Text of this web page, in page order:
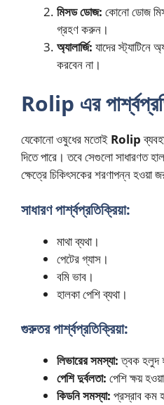
মিসড ডোজ: কোনো ডোজ
গ্রহণ করুন।
অ্যালার্জি: যাদের স্ট্যাটিনে
করবেন না।
Rolip এর
যেকোনো ওষুধের মতোই Rolip
দিতে পারে। তবে সেগুলো সাধারণত
ক্ষেত্রে চিকিৎসকের শরণাপন্ন হওয়া
সাধারণ পার্শ্বপ্রতিক্রিয়া:
মাথা ব্যথা।
পেটের গ্যাস।
বমি ভাব।
হালকা পেশি ব্যথা।
গুরুতর পার্শ্বপ্রতিক্রিয়া:
লিভারের সমস্যা:ত্বক হলুদ
পেশি দুর্বলতা: পেশি ক্ষয়
কিডনি সমস্যা: প্রস্রাব কম